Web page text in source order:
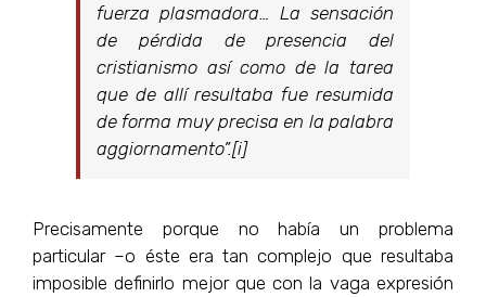
fuerza plasmadora… La sensación
de pérdida de presencia del
cristianismo así como de la tarea
que de allí resultaba fue resumida
de forma muy precisa en la palabra
aggiornamento”.[i]
Precisamente porque no había un problema
particular –o éste era tan complejo que resultaba
imposible definirlo mejor que con la vaga expresión